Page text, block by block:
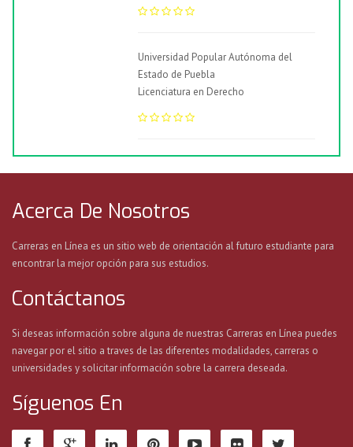
Universidad Popular Autónoma del
Estado de Puebla
Licenciatura en Derecho
Acerca De Nosotros
Carreras en Línea es un sitio web de orientación al futuro estudiante para
encontrar la mejor opción para sus estudios.
Contáctanos
Si deseas información sobre alguna de nuestras Carreras en Línea puedes
navegar por el sitio a traves de las diferentes modalidades, carreras o
universidades y solicitar información sobre la carrera deseada.
Síguenos En